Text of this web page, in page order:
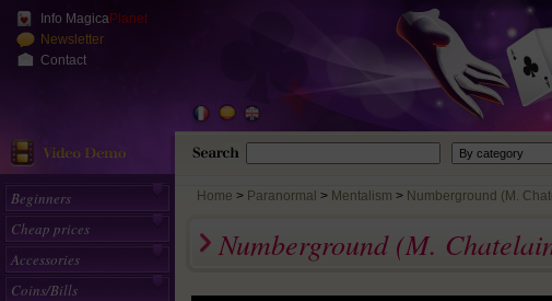
Info MagicaPlanet
Newsletter
Contact
Beginners
Cheap prices
Accessories
Coins/Bills
Home > Paranormal Mentalism Numberground (M.
Numberground (M.